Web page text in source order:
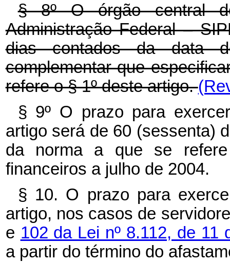
§ 8º O órgão central
Administração Federal –
dias contados da data
complementar que
refere o § 1º deste artigo.
§ 9º O prazo para
artigo será de 60 (sessenta)
da norma a que se
financeiros a julho de 2004.
§ 10. O prazo para
artigo, nos casos de
e 102 da Lei nº 8.112, de
a partir do término do